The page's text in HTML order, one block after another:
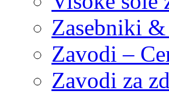
Zasebniki
Zavodi –
Zavodi za